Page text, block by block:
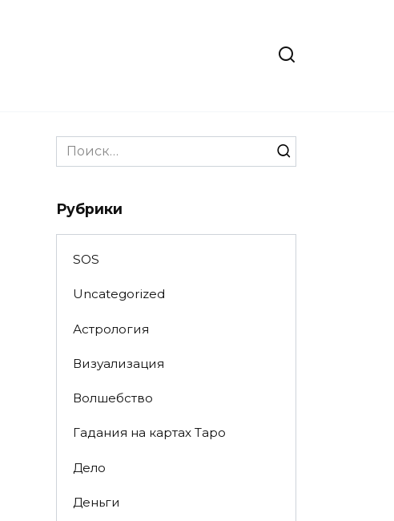
Search
for:
Рубрики
SOS
Uncategorized
Астрология
Визуализация
Волшебство
Гадания на картах Таро
Дело
Деньги